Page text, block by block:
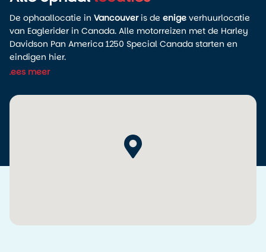
De ophaallocatie in Vancouveris de enige verhuurlocatie
van Eaglerider in Canada. Alle motorreizen met de Harley
Davidson Pan America 1250 Special Canada starten en
eindigen hier.
De locatie ligt praktisch ten opzichte van de luchthaven en
en controleert samen de staat van de Harley. Alles is
Vanaf Vancouver rijd je eenvoudig verschillende kanten
even kunt wennen aan de motor voordat je langere
Lees meer